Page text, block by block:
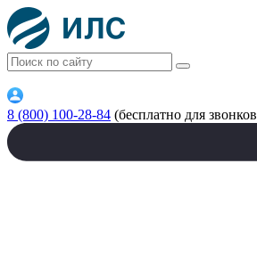
8 (800) 100-28-84 (бесплатно для